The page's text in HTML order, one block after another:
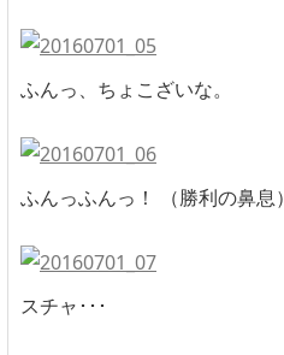
ふんっ、ちょこざいな。
ふんっふんっ！ （勝利の鼻息）
スチャ･･･